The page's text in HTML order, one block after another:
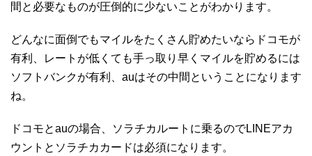
間と必要なものが圧倒的に少ないことがわかります。
どんなに面倒でもマイルをたくさん貯めたいならドコモが
有利、レートが低くても手っ取り早くマイルを貯めるには
ソフトバンクが有利、auはその中間ということになります
ね。
ドコモとauの場合、ソラチカルートに乗るのでLINEアカ
ウントとソラチカカードは必須になります。